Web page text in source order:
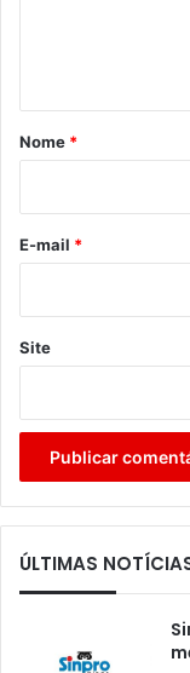
r
*
Nome *
E-mail *
Site
ÚLTIMAS